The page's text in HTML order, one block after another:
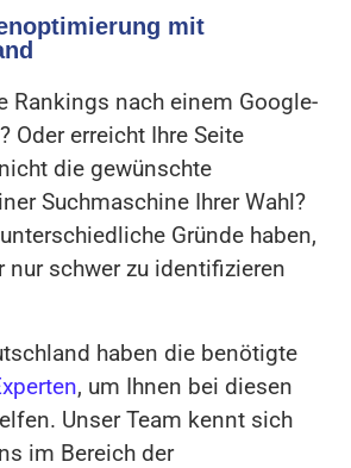
mit
Rankings nach einem Google-
Oder erreicht Ihre Seite
die gewünschte
Suchmaschine Ihrer Wahl?
Gründe haben,
nur schwer zu identifizieren
haben die benötigte
, um Ihnen bei diesen
Unser Team kennt sich
im Bereich der